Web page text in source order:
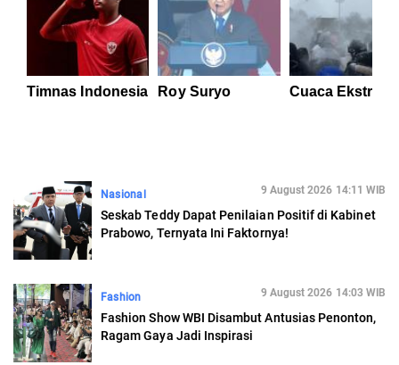
Timnas Indonesia Roy Suryo Cuaca Ekstrem
Nasional 9 August 2026 14:11 WIB
Seskab Teddy Dapat Penilaian Positif di Kabinet
Prabowo, Ternyata Ini Faktornya!
Fashion 9 August 2026 14:03 WIB
Fashion Show WBI Disambut Antusias Penonton,
Ragam Gaya Jadi Inspirasi